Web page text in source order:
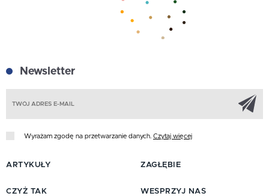
Newsletter
Wyrażam zgodę na przetwarzanie danych. Czytaj więcej
ARTYKUŁY
CZYŻ TAK
ZAGŁĘBIE
WESPRZYJ NAS